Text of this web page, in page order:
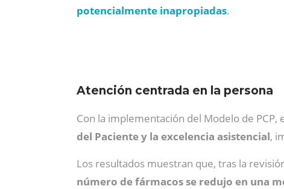
potencialmente inapropiadas.
Atención centrada en la persona
Con la implementación del Modelo de
del Paciente y la excelencia asistencial,
Los resultados muestran que, tras la
número de fármacos se redujo en una